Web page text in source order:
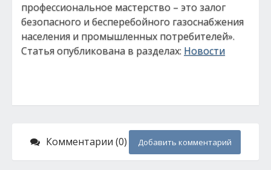
профессиональное мастерство – это залог
безопасного и бесперебойного газоснабжения
населения и промышленных потребителей».
Статья опубликована в разделах: Новости
Комментарии (0) Добавить комментарий